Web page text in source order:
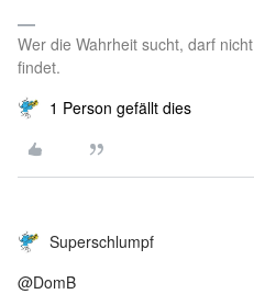
Wer die Wahrheit sucht, darf
findet.
1 Person gefällt dies
Superschlumpf
@DomB